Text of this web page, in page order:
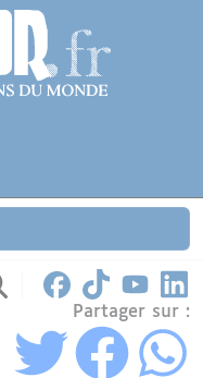
Partager sur :